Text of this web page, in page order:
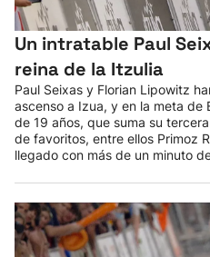
Un intratable Paul
reina de la Itzulia
Paul Seixas y Florian Lipowitz
ascenso a Izua, y en la meta de
de 19 años, que suma su
de favoritos, entre ellos Primoz
llegado con más de un minuto